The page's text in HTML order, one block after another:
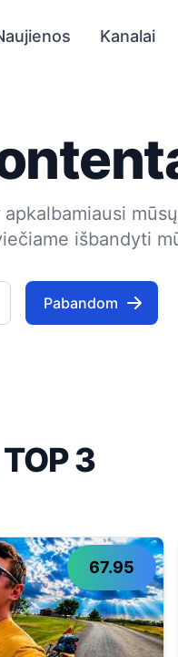
Kanalai
išbandyti
Pabandom
3
67.95